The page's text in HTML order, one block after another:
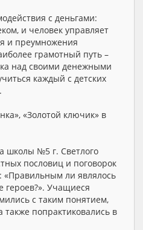
с деньгами:
и человек управляет
и преумножения
грамотный путь –
над своими денежными
каждый с детских
«Золотой ключик» в
школы №5 г. Светлого
пословиц и поговорок
«Правильным ли являлось
героев?». Учащиеся
с таким понятием,
попрактиковались в